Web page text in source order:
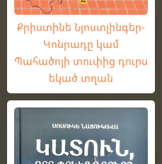
Քրիստինե Նյոստլինգեր-
Կոնրադը կամ
Պահածոյի տուփից դուրս
եկած տղան